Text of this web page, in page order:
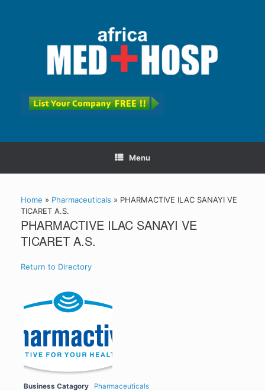
Menu
Home » Pharmaceuticals » PHARMACTIVE ILAC SANAYI VE
TICARET A.S.
PHARMACTIVE ILAC SANAYI VE
TICARET A.S.
Return to Directory
Business Catagory Pharmaceuticals